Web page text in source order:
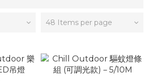
48 Items per page